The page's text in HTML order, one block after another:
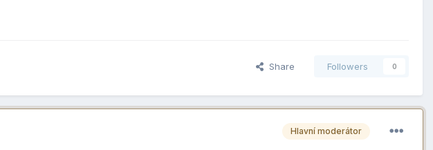
Share Followers 0
Hlavní moderátor